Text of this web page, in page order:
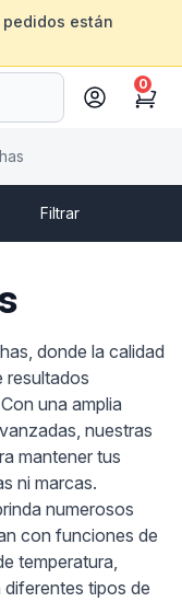
pedidos están
Cart
0
Filtrar
donde la calidad
resultados
una amplia
nuestras
mantener tus
ni marcas.
numerosos
con funciones de
temperatura,
tipos de